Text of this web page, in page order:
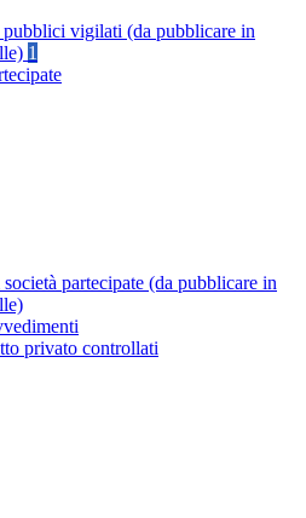
vigilati (da pubblicare in
1
partecipate (da pubblicare in
privato controllati